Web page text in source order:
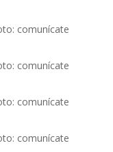
comunícate
comunícate
comunícate
comunícate